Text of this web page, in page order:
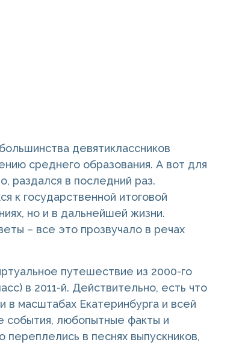
девятиклассников
среднего образования. А вот для
раздался в последний раз.
к государственной итоговой
но и в дальнейшей жизни.
– все это прозвучало в речах
путешествие из 2000-го
в 2011-й. Действительно, есть что
в масштабах Екатеринбурга и всей
события, любопытные факты и
переплелись в песнях выпускников,